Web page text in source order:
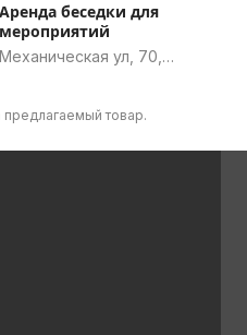
Аренда беседки для
мероприятий
Механическая ул, 70,
предлагаемый товар.